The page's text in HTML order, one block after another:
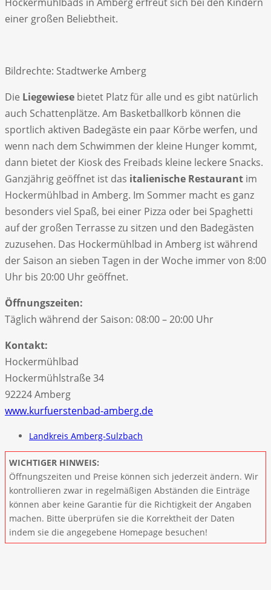
einer großen Beliebtheit.
Bildrechte: Stadtwerke Amberg
Die Liegewiese bietet Platz für alle und es gibt natürlich
auch Schattenplätze. Am Basketballkorb können die
sportlich aktiven Badegäste ein paar Körbe werfen, und
wenn nach dem Schwimmen der kleine Hunger kommt,
dann bietet der Kiosk des Freibads kleine leckere Snacks.
Ganzjährig geöffnet ist das italienische Restaurant im
Hockermühlbad in Amberg. Im Sommer macht es ganz
besonders viel Spaß, bei einer Pizza oder bei Spaghetti
auf der großen Terrasse zu sitzen und den Badegästen
zuzusehen. Das Hockermühlbad in Amberg ist während
der Saison an sieben Tagen in der Woche immer von 8:00
Uhr bis 20:00 Uhr geöffnet.
Öffnungszeiten:
Täglich während der Saison: 08:00 – 20:00 Uhr
Kontakt:
Hockermühlbad
Hockermühlstraße 34
92224 Amberg
www.kurfuerstenbad-amberg.de
Landkreis Amberg-Sulzbach
WICHTIGER HINWEIS:
Öffnungszeiten und Preise können sich jederzeit ändern. Wir
kontrollieren zwar in regelmäßigen Abständen die Einträge
können aber keine Garantie für die Richtigkeit der Angaben
machen. Bitte überprüfen sie die Korrektheit der Daten
indem sie die angegebene Homepage besuchen!